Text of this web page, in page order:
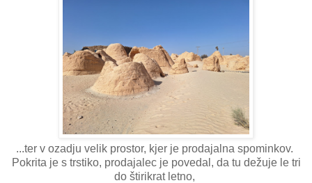
...ter v ozadju velik prostor, kjer je prodajalna spominkov.
Pokrita je s trstiko, prodajalec je povedal, da tu dežuje le tri
do štirikrat letno,